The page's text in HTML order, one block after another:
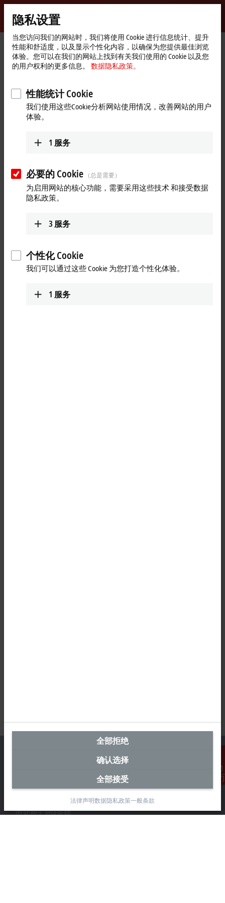
Beckhoff
-
自
动
化
技
术
Start
page
公司简介
最新资讯
集成式自动化解决方案在半导体行业中的应用
联系我们
Video
2025年3月13日
集成式自动化解决方案在半导体
片制造，无论是晶片输送还是晶片装配。我们可为所有这些应
用提供 I/O 端子模块、各种性能等级的控制器、性能强大的驱
动产品，以及令人信服的软件解决方案，而所有这些产品都可
与该行业“必备品”EtherCAT 结合。毋庸置疑，作为半导体行业
解，比如“严格拷贝（Copy Exact）”。
更多关于此视频的信息
Loading...
毕孚自动化设备贸易(上海)有限公司
市北智汇园4号楼
隐私设置
当您访问我们的网站时，我们将使用 Cookie 进行信息统计、提升
性能和舒适度，以及显示个性化内容，以确保为您提供最佳浏览
体验。您可以在我们的网站上找到有关我们使用的 Cookie 以及您
的用户权利的更多信息。
数据隐私政策。
性能统计 Cookie
我们使用这些Cookie分析网站使用情况，改善网站的用户
体验。
1 服务
必要的 Cookie （总是需要）
为启用网站的核心功能，需要采用这些技术 和接受数据
隐私政策。
3 服务
个性化 Cookie
我们可以通过这些 Cookie 为您打造个性化体验。
1 服务
全部拒绝
确认选择
全部接受
法律声明数据隐私政策一般条款